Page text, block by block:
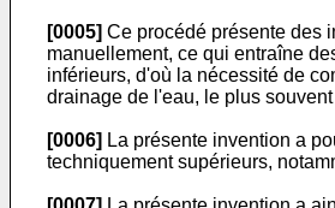
[0005] Ce procédé présente des
manuellement, ce qui entraîne
inférieurs, d'où la nécessité de
drainage de l'eau, le plus
[0006] La présente invention a
techniquement supérieurs,